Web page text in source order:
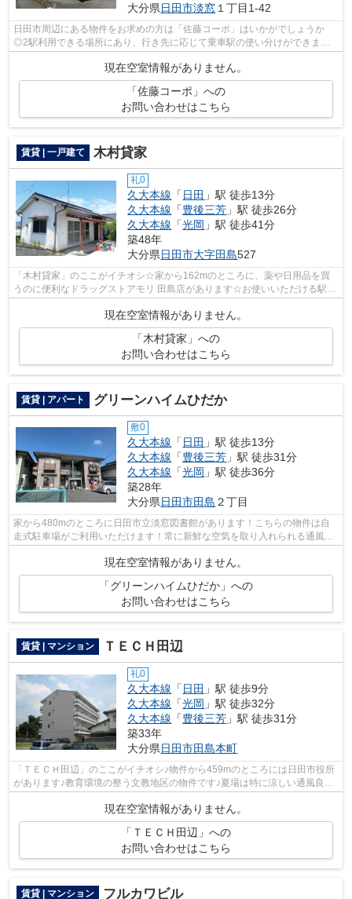
大分県日田市淡窓 １丁目1-42
日田市周辺にある物件をお求めの方は「佐藤コーポ」はいかがでしょうか
◎2駅利用できる場所にあり、行き先に応じて乗車駅の使い分けができます
◎最上階のハイツです◎洗濯物も自然乾燥で...
現在空室情報がありません。
「佐藤コーポ」への
お問い合わせはこちら
賃貸 | 一戸建て 木村貸家
礼0
久大本線 「 日田 」駅 徒歩13分
久大本線 「豊後三芳 」駅 徒歩26分
久大本線 「光岡 」駅 徒歩41分
築48年
大分県日田市大字田島527
「木村貸家」のここがイチオシ☆家から162mのところに、薬や日用品を買
うのに便利なドラッグストアモリ 田島店があります☆お使いいただける駅は
現在空室情報がありません。
「木村貸家」への
お問い合わせはこちら
賃貸 | アパート グリーンハイムひだか
敷0
久大本線 「 日田 」駅 徒歩13分
久大本線 「豊後三芳 」駅 徒歩31分
久大本線 「光岡 」駅 徒歩36分
築28年
大分県日田市田島 ２丁目
家から480mのところに日田市立淡窓図書館があります！こちらの物件は自
走式駐車場がご利用いただけます！常に新鮮な空気を取り入れられる通風良
好な間取りの物件！使い勝手の良いアパ...
現在空室情報がありません。
「グリーンハイムひだか」への
お問い合わせはこちら
賃貸 | マンション ＴＥＣＨ田辺
礼0
久大本線 「 日田 」駅 徒歩9分
久大本線 「光岡 」駅 徒歩32分
久大本線 「豊後三芳 」駅 徒歩31分
築33年
大分県日田市田島本町
「ＴＥＣＨ田辺」のここがイチオシ♪物件から459mのところには日田市役所
があります♪教育環境の整う文教地区の物件です♪夏場は特に涼しい通風良好
現在空室情報がありません。
「ＴＥＣＨ田辺」への
お問い合わせはこちら
賃貸 | マンション フルカワビル